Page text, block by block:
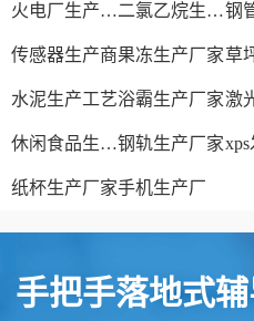
火电厂生产过程 二氯乙烷生产厂家钢
传感器生产商果冻生产厂家
水泥生产工艺浴霸生产厂家
休闲食品生产线钢轨生产厂家
纸杯生产厂家手机生产厂
手把手落地式